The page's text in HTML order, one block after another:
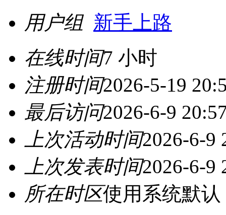
用户组 新手上路
在线时间7 小时
注册时间2026-5-19
最后访问2026-6-9
上次活动时间2026-6-9
上次发表时间2026-6-9
所在时区使用系统默认